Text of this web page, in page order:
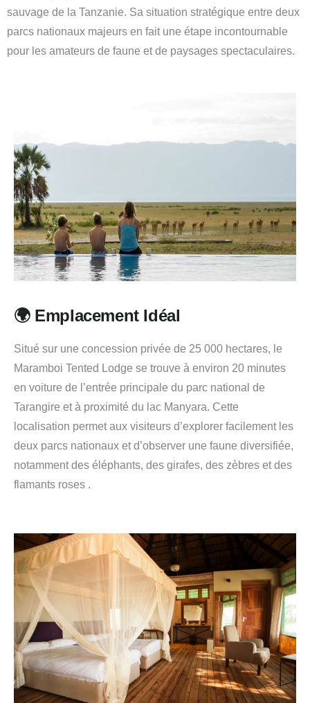
sauvage de la Tanzanie. Sa situation stratégique entre deux
parcs nationaux majeurs en fait une étape incontournable
pour les amateurs de faune et de paysages spectaculaires.
🌍 Emplacement Idéal
Situé sur une concession privée de 25 000 hectares, le
Maramboi Tented Lodge se trouve à environ 20 minutes
en voiture de l’entrée principale du parc national de
Tarangire et à proximité du lac Manyara. Cette
localisation permet aux visiteurs d’explorer facilement les
deux parcs nationaux et d’observer une faune diversifiée,
notamment des éléphants, des girafes, des zèbres et des
flamants roses .